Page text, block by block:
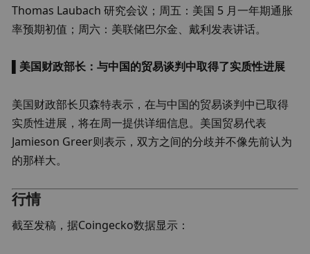
Thomas Laubach 研究会议；周五：美国 5 月一年期通胀
率预期初值；周六：美联储巴尔金、戴利发表讲话。
美国财政部长：与中国的贸易谈判中取得了实质性进展
美国财政部长贝森特表示，在与中国的贸易谈判中已取得
实质性进展，将在周一提供详细信息。美国贸易代表
Jamieson Greer则表示，双方之间的分歧并不像先前认为
的那样大。
行情
截至发稿，据Coingecko数据显示：